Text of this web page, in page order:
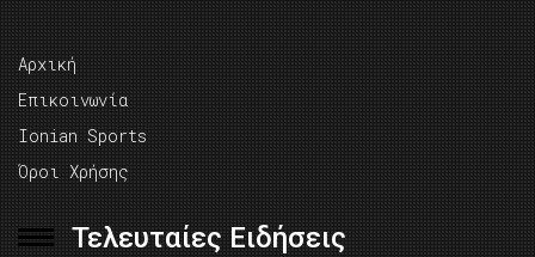
Αρχική
Επικοινωνία
Ionian Sports
Όροι Χρήσης
Τελευταίες Ειδήσεις